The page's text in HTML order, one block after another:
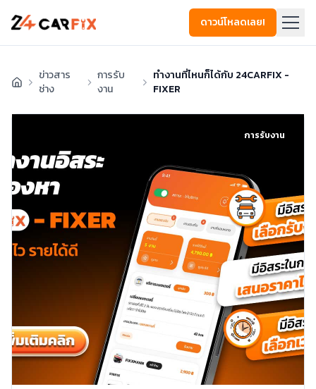
ดาวน์โหลดเลย!
ข่าวสาร
ช่าง
การรับ
งาน
ทำงานที่ไหนก็ได้กับ 24CARFIX -
FIXER
การรับงาน